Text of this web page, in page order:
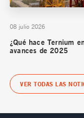
08 julio 2026
¿Qué hace Ternium
avances de 2025
VER TODAS LAS